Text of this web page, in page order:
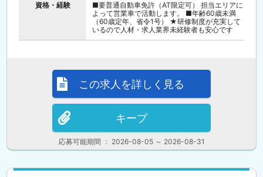
資格・経験
■要普通自動車免許（AT限定可） 担当エリアに
よって営業車で活動します。 ■年齢60歳未満
（60歳定年、省令1号） ★研修制度が充実して
いるので人材・求人業界未経験者も安心です
応募可能期間 ： 2026-08-05 ～ 2026-08-31
この求人を詳しく見る
キープ